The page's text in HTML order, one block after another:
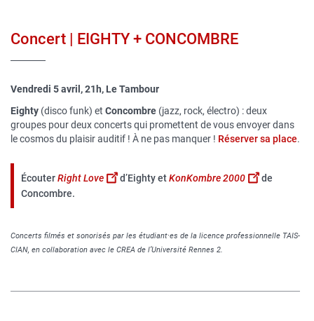
Concert | EIGHTY + CONCOMBRE
Vendredi 5 avril, 21h, Le Tambour
Eighty (disco funk) et Concombre (jazz, rock, électro) : deux
groupes pour deux concerts qui promettent de vous envoyer dans
le cosmos du plaisir auditif ! À ne pas manquer ! Réserver sa place.
ÉcouterRight Love d’Eighty etKonKombre 2000
de
Concombre.
Concerts filmés et sonorisés par les étudiant·es de la licence professionnelle TAIS-
CIAN, en collaboration avec le CREA de l’Université Rennes 2.